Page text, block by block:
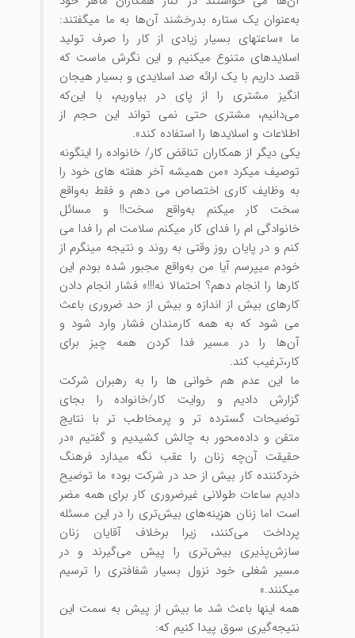
به‌عنوان یک ستاره بدرخشند آن‌ها به ما می‏گفتند:
ما «ساعت‏های بسیار زیادی از کار را صرف تولید
اسلایدهای متنوع می‏کنیم و این نگرش ماست که
قصد داریم با یک ارائه صد اسلایدی و بسیار هیجان
انگیز مشتری را از پای در بیاوریم، با این‌که
می‌دانیم، مشتری حتی نمی‏ تواند این حجم از
اطلاعات و اسلایدها را استفاده کند».
یکی دیگر از همکاران تناقض کار/ خانواده را اینگونه
توصیف میکرد «من همیشه‏ آخر هفته ‏های خود را
به وظایف کاری اختصاص می ‏دهم و فقط به‌واقع
سخت کار می‏کنم به‌واقع سخت!! و مسائل
خانوادگی ‏ام را فدای کار می‏کنم سلامت ‏ام را فدا می‏
کنم و در پایان روز وقتی به روند و نتیجه می‏نگرم از
خودم می‏پرسم آیا من به‌واقع مجبور شده بودم این
کارها را انجام دهم؟ احتمالا نه!!!» فشار انجام دادن
کارهای بیش از اندازه و بیش از حد ضروری باعث
می ‏شود که به همه کارمندان فشار وارد شود و
آن‌ها را در مسیر فدا کردن همه چیز برای
کار،ترغیب کند.
ما این عدم هم خوانی‏ ها را به رهبران شرکت
گزارش دادیم و روایت کار/خانواده را بجای
توضیحات گسترده ‏تر و پرمخاطب ‏تر با نتایج
متقن و داده‌محور به چالش کشیدیم و گفتیم «در
حقیقت ‌آن‌چه زنان را عقب نگه می‏دارد فرهنگ
خردکننده کار بیش از حد در شرکت بود» ما توضیح
دادیم ساعات طولانی غیرضروری کار برای همه مضر
است اما زنان هزینه‌‏های بیش‌تری را در این مسئله
پرداخت می‏‌کنند، زیرا بر‏خلاف آقایان زنان
سازش‌‏پذیری بیش‌تری را پیش می‌‏گیرند و در
مسیر شغلی خود نزول بسیار شفاف‏تری را ترسیم
می‏کنند.»
همه اینها باعث شد ما بیش از پیش به سمت این
نتیجه‌‏گیری سوق پیدا کنیم که: